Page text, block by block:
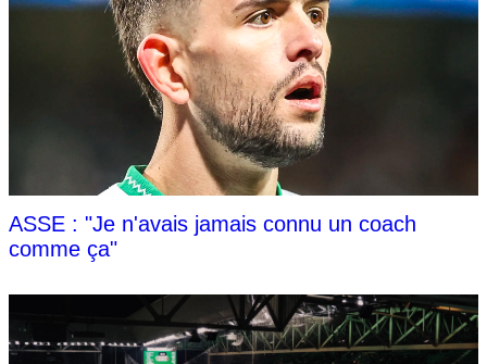
ASSE : "Je n'avais jamais connu un coach
comme ça"